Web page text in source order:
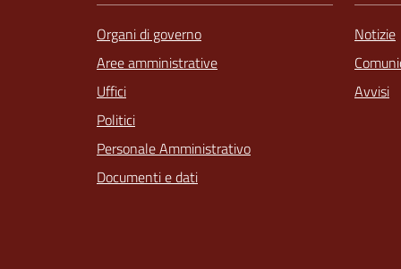
Organi di governo
Aree amministrative
Uffici
Politici
Personale Amministrativo
Documenti e dati
Notizie
Avvisi